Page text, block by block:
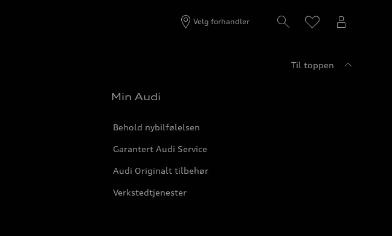
Velg forhandler
Til toppen
Min Audi
Behold nybilfølelsen
Garantert Audi Service
Audi Originalt tilbehør
Verkstedtjenester